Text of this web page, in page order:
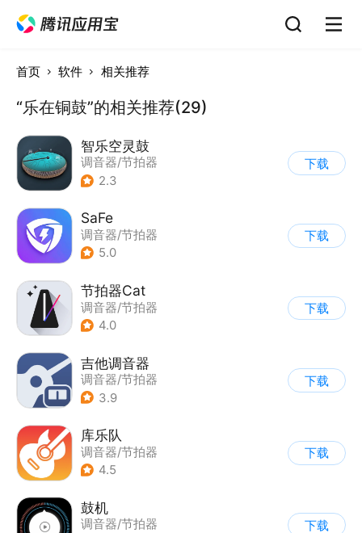
首页 软件 相关推荐
“乐在铜鼓”的相关推荐(29)
智乐空灵鼓
调音器/节拍器
2.3
下载
SaFe
调音器/节拍器
5.0
下载
节拍器Cat
调音器/节拍器
4.0
下载
吉他调音器
调音器/节拍器
3.9
下载
库乐队
调音器/节拍器
4.5
下载
鼓机
调音器/节拍器
下载